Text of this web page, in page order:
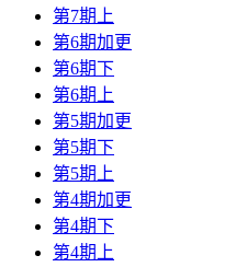
第7期上
第6期加更
第6期下
第6期上
第5期加更
第5期下
第5期上
第4期加更
第4期下
第4期上